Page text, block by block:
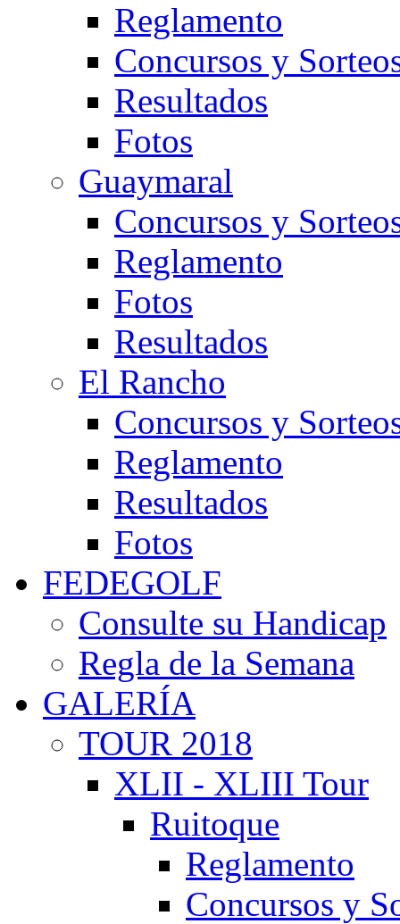
Reglamento
Concursos y
Resultados
Fotos
Guaymaral
Concursos y
Reglamento
Fotos
Resultados
El Rancho
Concursos y
Reglamento
Resultados
Fotos
FEDEGOLF
Consulte su Handicap
Regla de la Semana
GALERÍA
TOUR 2018
XLII - XLIII Tour
Ruitoque
Reglamento
Concursos y